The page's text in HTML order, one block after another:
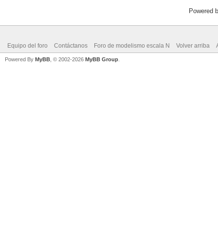
Powered
Equipo del foro Contáctanos Foro de modelismo escala N Volver arriba
Powered By MyBB , © 2002-2026 MyBB Group